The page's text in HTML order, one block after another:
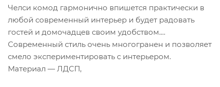
Челси комод гармонично впишется практически в
любой современный интерьер и будет радовать
гостей и домочадцев своим удобством.
Современный стиль очень многогранен и позволяет
смело экспериментировать с интерьером.
Материал — ЛДСП,